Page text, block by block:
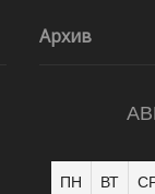
Архив
ПН ВТ